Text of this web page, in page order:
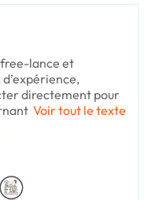
lance et
directement pour
Voir tout le texte